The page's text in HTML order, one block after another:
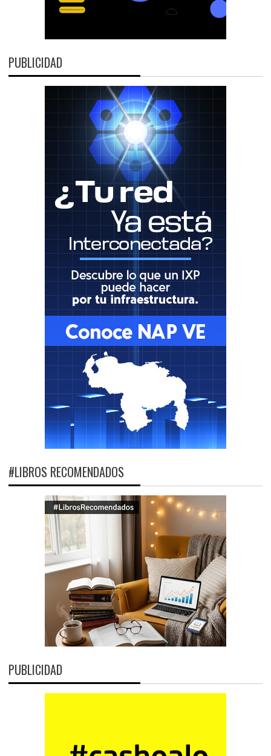
PUBLICIDAD
#LIBROS RECOMENDADOS
PUBLICIDAD